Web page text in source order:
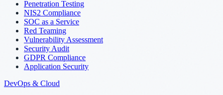
Penetration Testing
NIS2 Compliance
SOC as a Service
Red Teaming
Vulnerability Assessment
Security Audit
GDPR Compliance
Application Security
DevOps & Cloud